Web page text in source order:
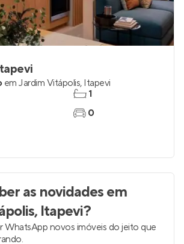
em Jardim Vitápolis, Itapevi
1
0
as novidadesem
Itapevi?
WhatsApp novos imóveis do jeito que